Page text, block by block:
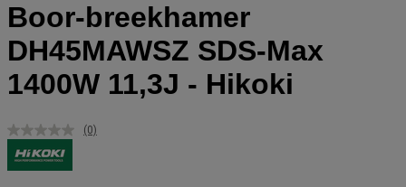
Boor-breekhamer
DH45MAWSZ SDS-Max
1400W 11,3J - Hikoki
Geen
(0)